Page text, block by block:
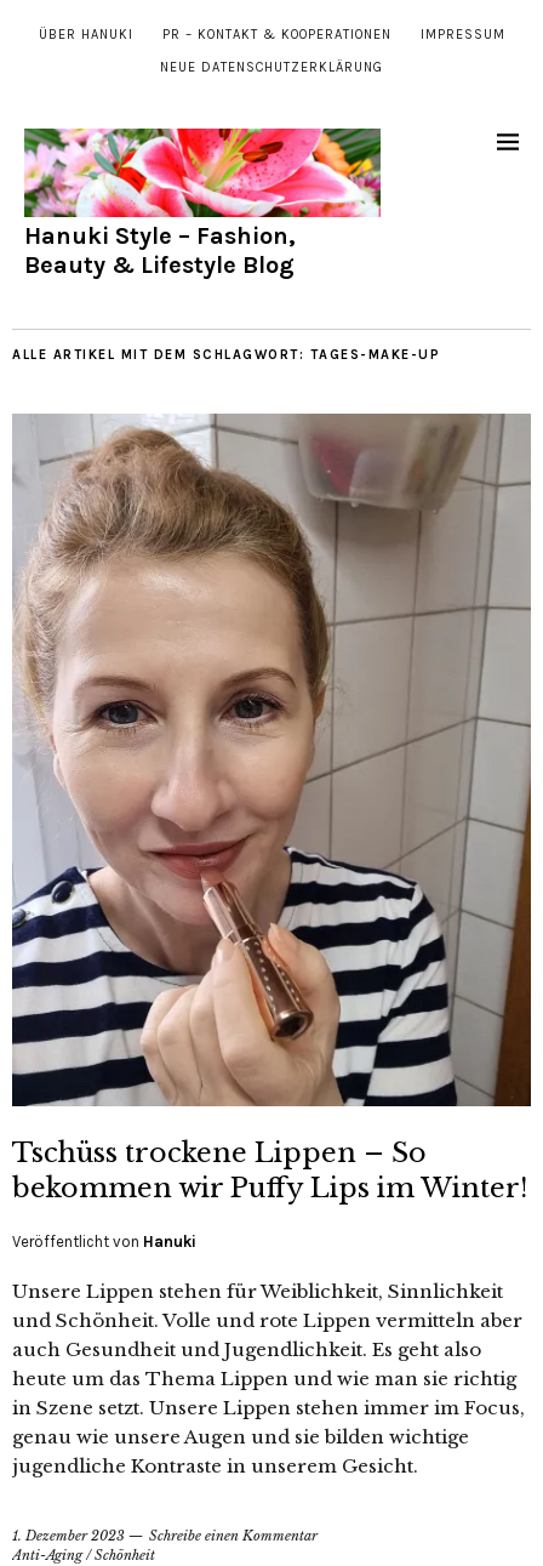
ÜBER HANUKI PR – KONTAKT & KOOPERATIONEN IMPRESSUM
NEUE DATENSCHUTZERKLÄRUNG
Hanuki Style – Fashion,
Beauty & Lifestyle Blog
ALLE ARTIKEL MIT DEM SCHLAGWORT: TAGES-MAKE-UP
Tschüss trockene Lippen – So
bekommen wir Puffy Lips im Winter!
Veröffentlicht von Hanuki
Unsere Lippen stehen für Weiblichkeit, Sinnlichkeit
und Schönheit. Volle und rote Lippen vermitteln aber
auch Gesundheit und Jugendlichkeit. Es geht also
heute um das Thema Lippen und wie man sie richtig
in Szene setzt. Unsere Lippen stehen immer im Focus,
genau wie unsere Augen und sie bilden wichtige
jugendliche Kontraste in unserem Gesicht.
1. Dezember 2023
Schreibe einen Kommentar
Anti-Aging/Schönheit